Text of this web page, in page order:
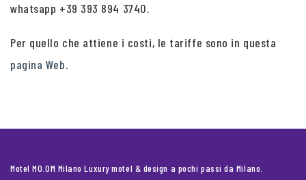
whatsapp +39 393 894 3740.
Per quello che attiene i costi, le tariffe sono in questa
pagina Web.
Motel MO.OM Milano Luxury motel & design a pochi passi da Milano.